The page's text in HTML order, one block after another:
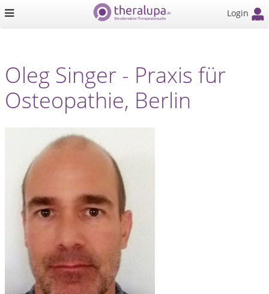
Login
Oleg Singer - Praxis für
Osteopathie, Berlin